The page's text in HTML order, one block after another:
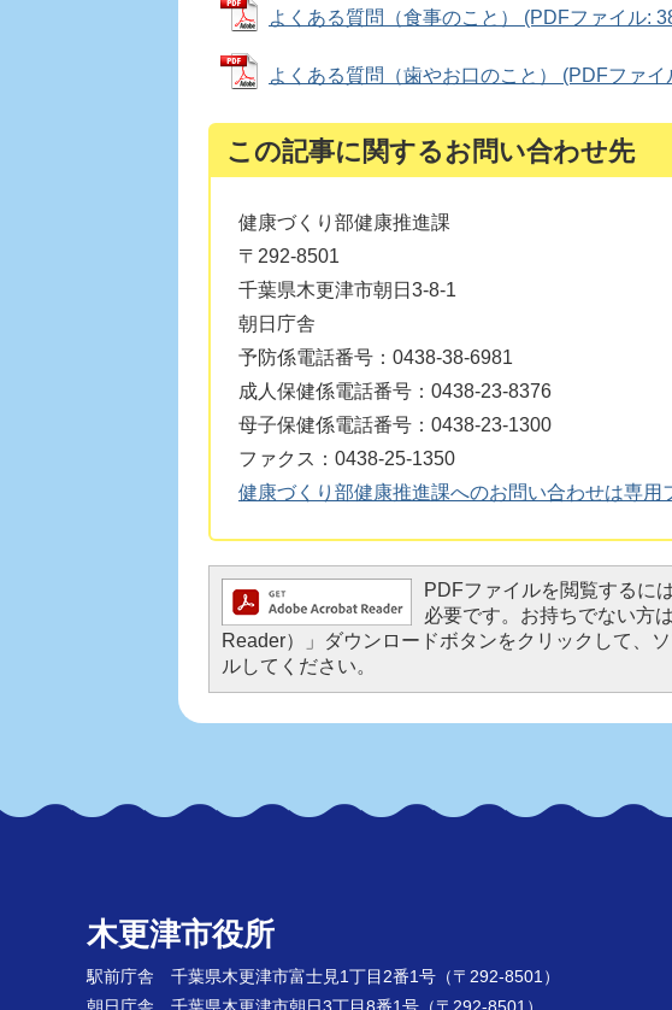
よくある質問（食事のこと） (PDFファイル:
よくある質問（歯やお口のこと） (PDFファイ
この記事に関するお問い合わせ先
健康づくり部健康推進課
〒292-8501
千葉県木更津市朝日3-8-1
朝日庁舎
予防係電話番号：0438-38-6981
成人保健係電話番号：0438-23-8376
母子保健係電話番号：0438-23-1300
ファクス：0438-25-1350
健康づくり部健康推進課へのお問い合わせは専用
PDFファイルを閲覧するに
必要です。お持ちでない方
Reader）」ダウンロードボタンをクリックして、
ルしてください。
木更津市役所
駅前庁舎 千葉県木更津市富士見1丁目2番1号 （〒292-8501）